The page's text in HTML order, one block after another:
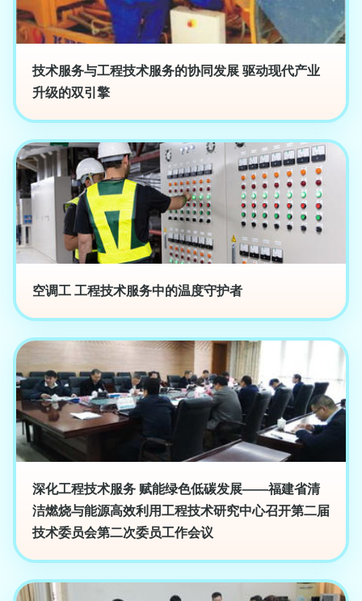
技术服务与工程技术服务的协同发展 驱动现代产业
升级的双引擎
空调工 工程技术服务中的温度守护者
深化工程技术服务 赋能绿色低碳发展——福建省清
洁燃烧与能源高效利用工程技术研究中心召开第二届
技术委员会第二次委员工作会议